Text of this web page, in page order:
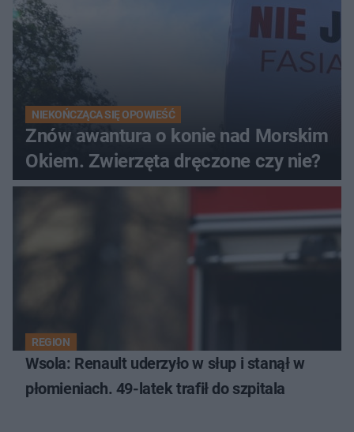
NIEKOŃCZĄCA SIĘ OPOWIEŚĆ
Znów awantura o konie nad Morskim
Okiem. Zwierzęta dręczone czy nie?
REGION
Wsola: Renault uderzyło w słup i stanął w
płomieniach. 49-latek trafił do szpitala